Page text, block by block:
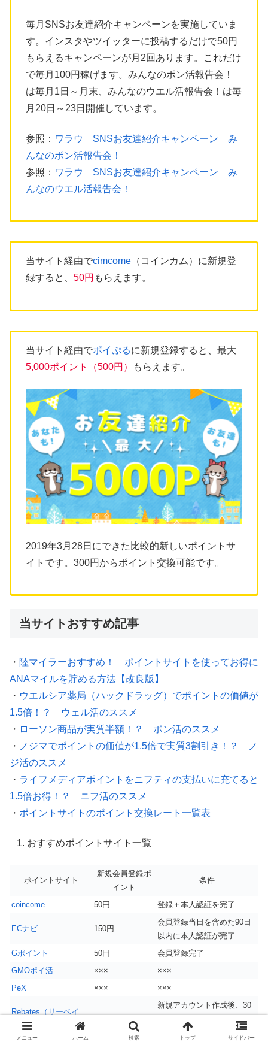
毎月SNSお友達紹介キャンペーンを実施していま
す。インスタやツイッターに投稿するだけで50円
もらえるキャンペーンが月2回あります。これだけ
で毎月100円稼げます。みんなのポン活報告会！
は毎月1日～月末、みんなのウエル活報告会！は毎
月20日～23日開催しています。
参照： ワラウ SNSお友達紹介キャンペーン み
んなのポン活報告会！
参照： ワラウ SNSお友達紹介キャンペーン み
んなのウエル活報告会！
当サイト経由でcimcome （コインカム）に新規登
録すると、 50円 もらえます。
当サイト経由でポイぷるに新規登録すると、最大
5,000ポイント（500円）
もらえます。
2019年3月28日にできた比較的新しいポイントサ
イトです。300円からポイント交換可能です。
当サイトおすすめ記事
・ 陸マイラーおすすめ！ ポイントサイトを使ってお得に
ANAマイルを貯める方法【改良版】
・ ウエルシア薬局（ハックドラッグ）でポイントの価値が
1.5倍！？ ウェル活のススメ
・ ローソン商品が実質半額！？ ポン活のススメ
・ ノジマでポイントの価値が1.5倍で実質3割引き！？ ノ
ジ活のススメ
・ ライフメディアポイントをニフティの支払いに充てると
1.5倍お得！？ ニフ活のススメ
・ ポイントサイトのポイント交換レート一覧表
おすすめポイントサイト一覧
ポイントサイト
新規会員登録ポ
イント
条件
coincome 50円 登録＋本人認証を完了
ECナビ 150円
会員登録当日を含めた90日
以内に本人認証が完了
Gポイント
50円
会員登録完了
GMOポイ活
×××
×××
PeX
××× ×××
Rebates（リーベイ
ツ）
新規アカウント作成後、30
日以内に3,000円以上のお買
い物を完了
メニュー ホーム 検索 トップ サイドバー